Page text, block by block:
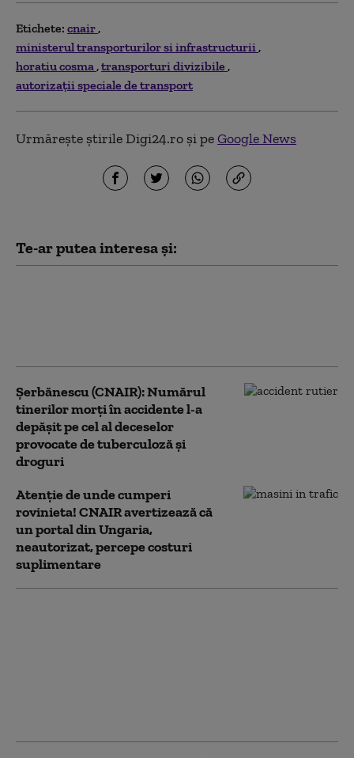
Etichete: cnair
ministerul transporturilor si infrastructurii
horatiu cosma transporturi divizibile
autorizații speciale de transport
Urmărește știrile Digi24.ro și peGoogle News
Te-ar putea interesa și:
Şerbănescu (CNAIR): Numărul
tinerilor morţi în accidente l-a
depăşit pe cel al deceselor
provocate de tuberculoză şi
droguri
Atenție de unde cumperi
rovinieta! CNAIR avertizează că
un portal din Ungaria,
neautorizat, percepe costuri
suplimentare